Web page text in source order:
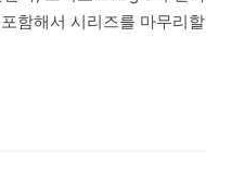
함해서 시리즈를 마무리할